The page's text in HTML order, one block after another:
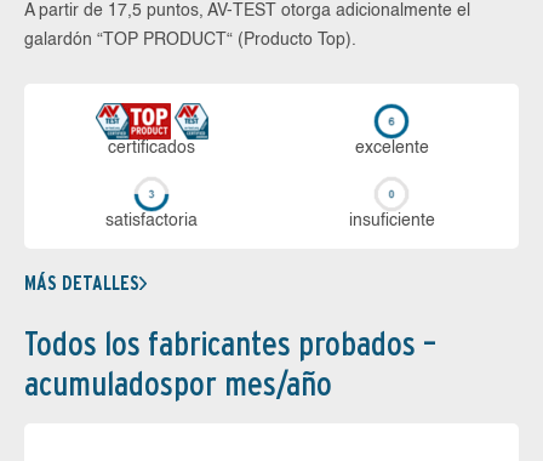
A partir de 17,5 puntos, AV-TEST otorga adicionalmente el
galardón “TOP PRODUCT“ (Producto Top).
certi­ficados ex­ce­len­te
sa­tis­fac­to­ria in­su­fi­cien­te
MÁS DETALLES
Todos los fabricantes probados –
acumuladospor mes/año